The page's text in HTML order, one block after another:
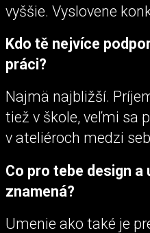
vyššie. Vyslovene
Kdo tě nejvíce
práci?
Najmä najbližší.
tiež v škole, veľmi sa
v ateliéroch medzi
Co pro tebe design a
znamená?
Umenie ako také je